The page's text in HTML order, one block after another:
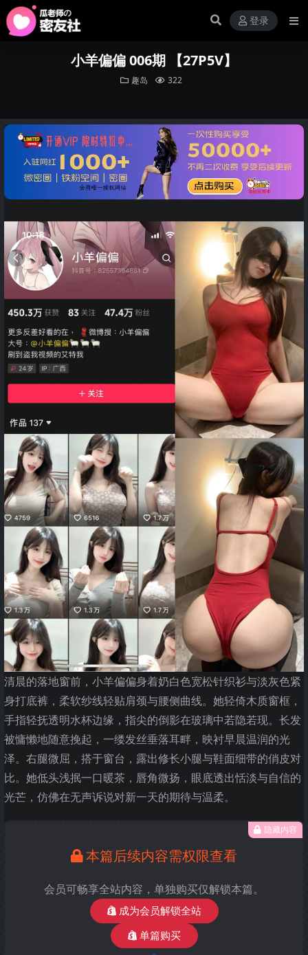
登录
小羊偏偏 006期 【27P5V】
趣岛 322
清晨的落地窗前，小羊偏偏身着奶白色宽松针织衫与淡灰色紧
身打底裤，柔软纱线轻贴肩颈与腰侧曲线。她轻倚木质窗框，
手指轻抚透明水杯边缘，指尖的倒影在玻璃中若隐若现。长发
被慵懒地随意挽起，一缕发丝垂落耳畔，映衬早晨温润的光
泽。右腿微屈，搭于窗台，露出修长小腿与鞋面细带的俏皮对
比。她低头浅抿一口暖茶，唇角微扬，眼底透出恬淡与自信的
光芒，仿佛在无声诉说对新一天的期待与温柔。
隐藏内容
本篇后续内容需权限查看
会员可畅享全站内容，单独购买仅解锁本篇。
成为会员解锁全站
单篇购买